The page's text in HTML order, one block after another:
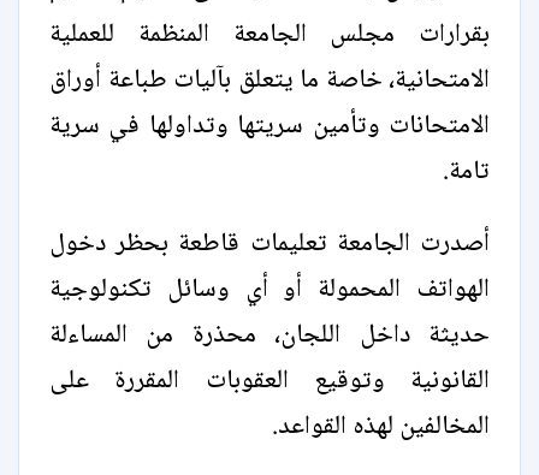
بقرارات مجلس الجامعة المنظمة للعملية
الامتحانية، خاصة ما يتعلق بآليات طباعة أوراق
الامتحانات وتأمين سريتها وتداولها في سرية
تامة.
أصدرت الجامعة تعليمات قاطعة بحظر دخول
الهواتف المحمولة أو أي وسائل تكنولوجية
حديثة داخل اللجان، محذرة من المساءلة
القانونية وتوقيع العقوبات المقررة على
المخالفين لهذه القواعد.